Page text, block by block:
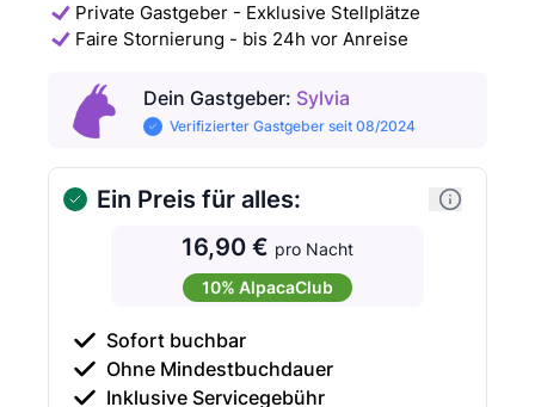
Private Gastgeber - Exklusive Stellplätze
Faire Stornierung - bis 24h vor Anreise
Dein Gastgeber: Sylvia
Verifizierter Gastgeber seit 08/2024
Ein Preis für alles:
16,90 € pro Nacht
10% AlpacaClub
Sofort buchbar
Ohne Mindestbuchdauer
Inklusive Servicegebühr